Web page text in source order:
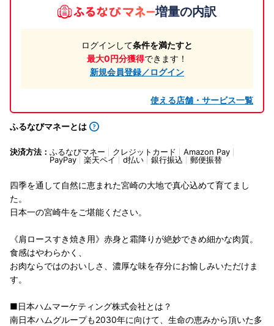
増量の内訳
ログインして条件を満たすと
最大0円分獲得できます！
新規会員登録／ログイン
使える店舗・サービス一覧
ふるなびマネーとは
決済方法： ふるなびマネー クレジットカード
Amazon Pay
PayPay
楽天ペイ d払い 銀行振込 郵便振替
四季を通して自然に恵まれた宮崎の大地で真心込めて育てまし
た。
日本一の宮崎牛をご堪能ください。
《肩ロースすき焼き用》赤身と霜降りが絶妙できめ細かな肉質。
食感はやわらかく、
お肉ならではのおいしさ、濃厚な味を存分にお愉しみいただけま
す。
■日本ハムマーケティング株式会社とは？
南日本ハムグループも2030年に向けて、生命の恵みから頂いた多